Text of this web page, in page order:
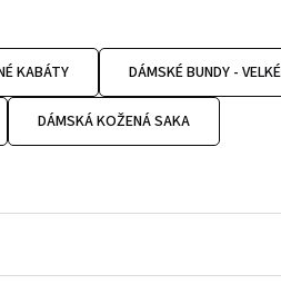
KABÁTY DÁMSKÉ BUNDY -
DÁMSKÁ KOŽENÁ SAKA